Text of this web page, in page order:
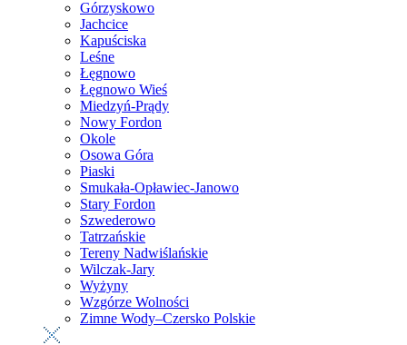
Górzyskowo
Jachcice
Kapuściska
Leśne
Łęgnowo
Łęgnowo Wieś
Miedzyń-Prądy
Nowy Fordon
Okole
Osowa Góra
Piaski
Smukała-Opławiec-Janowo
Stary Fordon
Szwederowo
Tatrzańskie
Tereny Nadwiślańskie
Wilczak-Jary
Wyżyny
Wzgórze Wolności
Zimne Wody–Czersko Polskie